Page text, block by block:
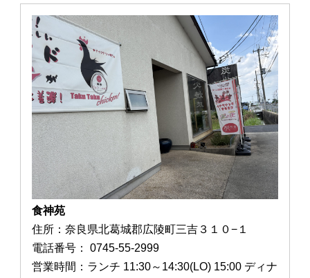
食神苑
住所：奈良県北葛城郡広陵町三吉３１０−１
電話番号： 0745-55-2999
営業時間：ランチ 11:30～14:30(LO) 15:00 ディナ